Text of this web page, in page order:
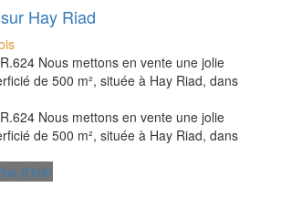
Hay Riad
Nous mettons en vente une jolie
de 500 m², située à Hay Riad, dans
Nous mettons en vente une jolie
de 500 m², située à Hay Riad, dans
d'info